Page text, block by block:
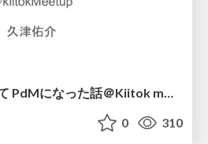
0 310